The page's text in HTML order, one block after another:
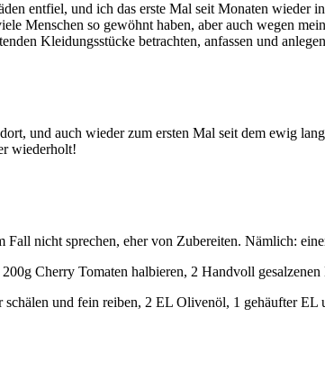
entfiel, und ich das erste Mal seit Monaten wieder
Menschen so gewöhnt haben, aber auch wegen
Kleidungsstücke betrachten, anfassen und
und auch wieder zum ersten Mal seit dem ewig
wiederholt!
nicht sprechen, eher von Zubereiten. Nämlich:
Cherry Tomaten halbieren, 2 Handvoll
und fein reiben, 2 EL Olivenöl, 1 gehäufter